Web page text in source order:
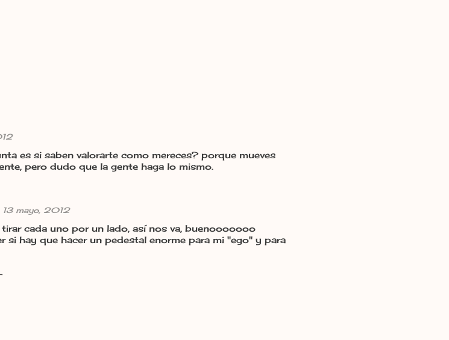
es si saben valorarte como mereces? porque mueves
pero dudo que la gente haga lo mismo.
13 mayo, 2012
cada uno por un lado, así nos va, buenooooooo
si hay que hacer un pedestal enorme para mi "ego" y para